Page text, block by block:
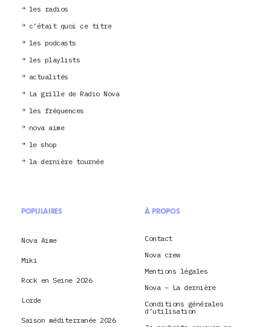
les radios
c’était quoi ce titre
les podcasts
les playlists
actualités
La grille de Radio Nova
les fréquences
nova aime
le shop
la dernière tournée
POPULAIRES
Nova Aime
Miki
Rock en Seine 2026
Lorde
Saison méditerranée 2026
À PROPOS
Contact
Nova crew
Mentions légales
Nova – La dernière
Conditions générales
d’utilisation